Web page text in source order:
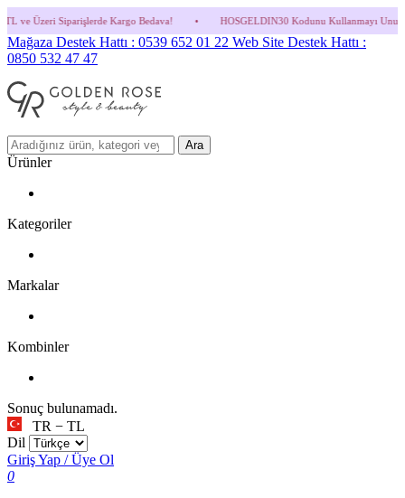
Kargo Bedava! • HOSGELDIN30 Kodunu Kullanmayı Unutma! (Parfüm ve
Mağaza Destek Hattı : 0539 652 01 22 Web Site Destek Hattı :
0850 532 47 47
Ara
Ürünler
Kategoriler
Markalar
Kombinler
Sonuç bulunamadı.
TR − TL
Dil
Giriş Yap / Üye Ol
0